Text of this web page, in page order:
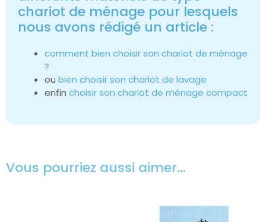
chariot de ménage pour lesquels
nous avons rédigé un article :
comment bien choisir son chariot de ménage
?
ou bien choisir son chariot de lavage
enfin choisir son chariot de ménage compact
Vous pourriez aussi aimer…